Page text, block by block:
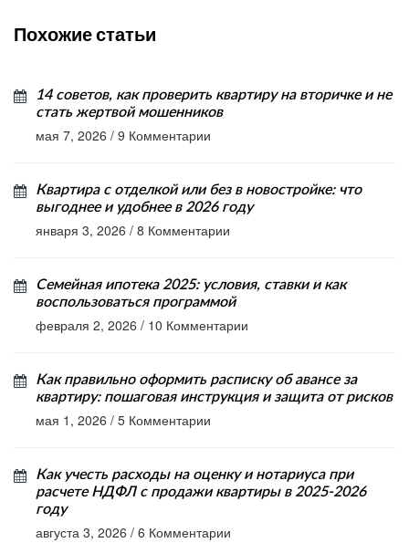
Похожие статьи
14 советов, как проверить квартиру на вторичке и не
стать жертвой мошенников
мая 7, 2026 / 9 Комментарии
Квартира с отделкой или без в новостройке: что
выгоднее и удобнее в 2026 году
января 3, 2026 / 8 Комментарии
Семейная ипотека 2025: условия, ставки и как
воспользоваться программой
февраля 2, 2026 / 10 Комментарии
Как правильно оформить расписку об авансе за
квартиру: пошаговая инструкция и защита от рисков
мая 1, 2026 / 5 Комментарии
Как учесть расходы на оценку и нотариуса при
расчете НДФЛ с продажи квартиры в 2025-2026
году
августа 3, 2026 / 6 Комментарии